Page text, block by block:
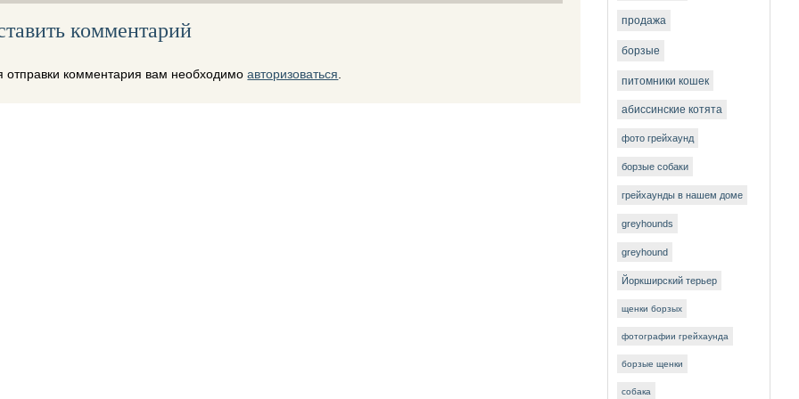
продажа
борзые
питомники кошек
абиссинские котята
фото грейхаунд
борзые собаки
грейхаунды в нашем доме
greyhounds
greyhound
Йоркширский терьер
щенки борзых
фотографии грейхаунда
борзые щенки
собака
комментарий
отправки комментария вам необходимоавторизоваться.